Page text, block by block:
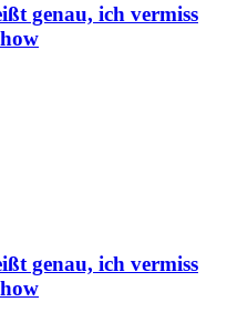
genau, ich vermiss
genau, ich vermiss